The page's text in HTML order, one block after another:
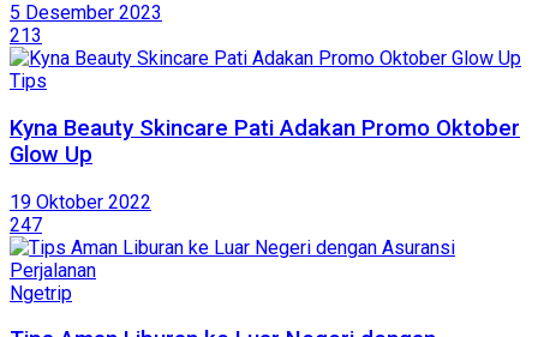
5 Desember 2023
213
Tips
Kyna Beauty Skincare Pati Adakan Promo Oktober
Glow Up
19 Oktober 2022
247
Ngetrip